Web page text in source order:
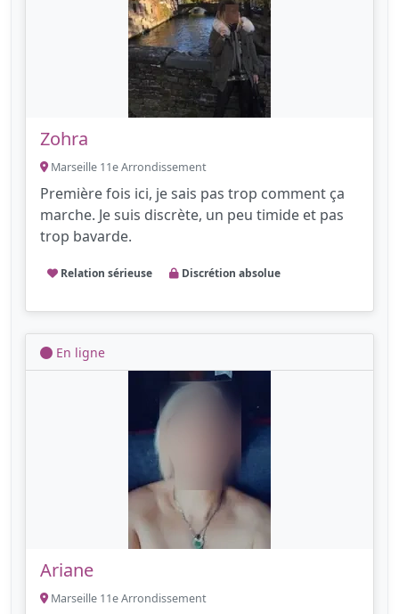
Zohra
Marseille 11e Arrondissement
Première fois ici, je sais pas trop comment ça
marche. Je suis discrète, un peu timide et pas
trop bavarde.
Relation sérieuse Discrétion absolue
En ligne
Ariane
Marseille 11e Arrondissement